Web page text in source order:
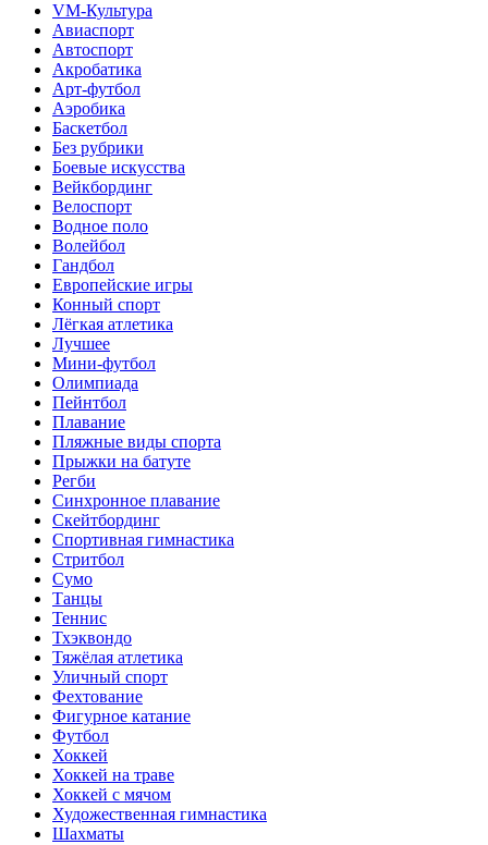
VM-Культура
Авиаспорт
Автоспорт
Акробатика
Арт-футбол
Аэробика
Баскетбол
Без рубрики
Боевые искусства
Вейкбординг
Велоспорт
Водное поло
Волейбол
Гандбол
Европейские игры
Конный спорт
Лёгкая атлетика
Лучшее
Мини-футбол
Олимпиада
Пейнтбол
Плавание
Пляжные виды спорта
Прыжки на батуте
Регби
Синхронное плавание
Скейтбординг
Спортивная гимнастика
Стритбол
Сумо
Танцы
Теннис
Тхэквондо
Тяжёлая атлетика
Уличный спорт
Фехтование
Фигурное катание
Футбол
Хоккей
Хоккей на траве
Хоккей с мячом
Художественная гимнастика
Шахматы